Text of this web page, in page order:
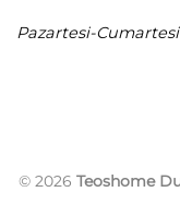
Pazartesi-Cumartesi
© 2026 Teoshome